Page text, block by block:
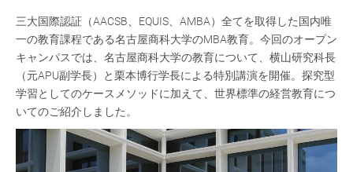
三大国際認証（AACSB、EQUIS、AMBA）全てを取得した国内唯
一の教育課程である名古屋商科大学のMBA教育。今回のオープン
キャンパスでは、名古屋商科大学の教育について、横山研究科長
（元APU副学長）と栗本博行学長による特別講演を開催。探究型
学習としてのケースメソッドに加えて、世界標準の経営教育につ
いてのご紹介しました。